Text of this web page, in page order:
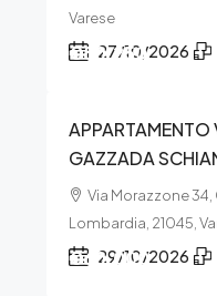
Varese
27/10/2026
€80.250
GAZZADA
Via Morazzone
Lombardia, 21045,
29/10/2026
€60.000